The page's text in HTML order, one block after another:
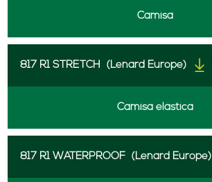
Camisa
817 R1 STRETCH (Lenard Europe)
Camisa elástica
817 R1 WATERPROOF (Lenard Europe)